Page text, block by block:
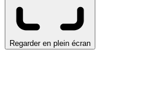
Regarder en plein écran